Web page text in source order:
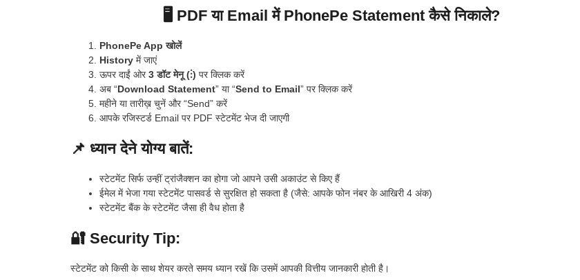
🖥️ PDF या Email में PhonePe Statement कैसे निकाले?
PhonePe App खोलें
History में जाएं
ऊपर दाईं ओर3 डॉट मेनू (⋮) पर क्लिक करें
अब “Download Statement” या “Send to Email” पर क्लिक करें
महीने या तारीख़ चुनें और “Send” करें
आपके रजिस्टर्ड Email पर PDF स्टेटमेंट भेज दी जाएगी
📌 ध्यान देने योग्य बातें:
स्टेटमेंट सिर्फ उन्हीं ट्रांजैक्शन का होगा जो आपने उसी अकाउंट से किए हैं
ईमेल में भेजा गया स्टेटमेंट पासवर्ड से सुरक्षित हो सकता है (जैसे: आपके फोन नंबर के आखिरी 4 अंक)
स्टेटमेंट बैंक के स्टेटमेंट जैसा ही वैध होता है
🔐 Security Tip:
स्टेटमेंट को किसी के साथ शेयर करते समय ध्यान रखें कि उसमें आपकी वित्तीय जानकारी होती है।